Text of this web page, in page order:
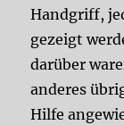
Handgriff,
gezeigt
darüber
anderes
Hilfe